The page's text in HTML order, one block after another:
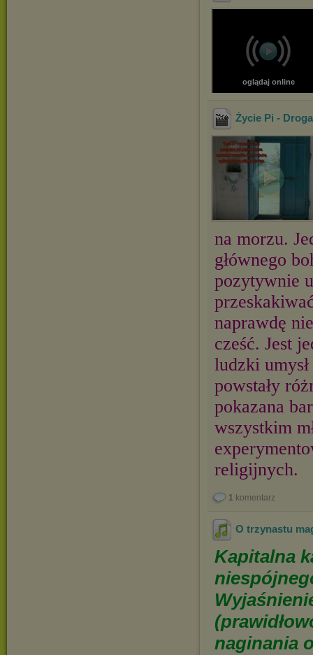
oglądaj online
Życie Pi -
na morzu.
głównego
pozytywnie
naprawdę
cześć. Jest
ludzki
powstały
pokazana
wszystkim
religijnych.
1 komentarz
O trzynastu
Kapitalna
naginania